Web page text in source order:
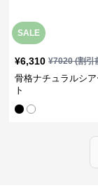
SALE
¥6,310 ¥7020(割引
骨格ナチュラルシ
ト